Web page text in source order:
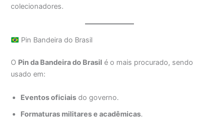
colecionadores.
Pin Bandeira do Brasil
O Pin da Bandeira do Brasil é o mais procurado, sendo
usado em:
Eventos oficiais do governo.
Formaturas militares e acadêmicas.